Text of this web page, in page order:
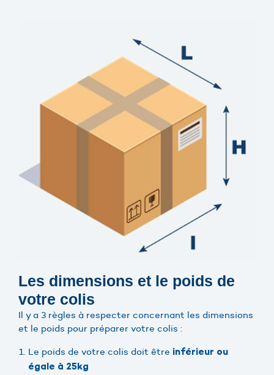
Les dimensions et le poids de
votre colis
Il y a 3 règles à respecter concernant les dimensions
et le poids pour préparer votre colis :
Le poids de votre colis doit être inférieur ou
égale à 25kg